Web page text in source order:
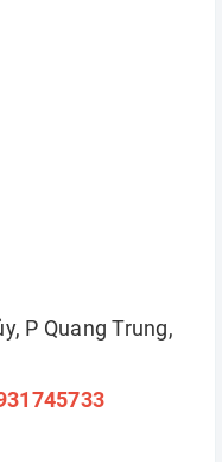
P Quang Trung,